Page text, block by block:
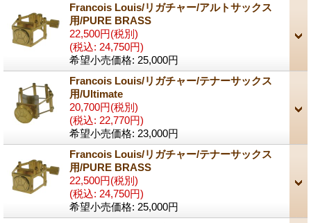
Francois Louis/リガチャー/アルトサックス
用/PURE BRASS
22,500円(税別)
(税込: 24,750円)
希望小売価格: 25,000円
Francois Louis/リガチャー/テナーサックス
用/Ultimate
20,700円(税別)
(税込: 22,770円)
希望小売価格: 23,000円
Francois Louis/リガチャー/テナーサックス
用/PURE BRASS
22,500円(税別)
(税込: 24,750円)
希望小売価格: 25,000円